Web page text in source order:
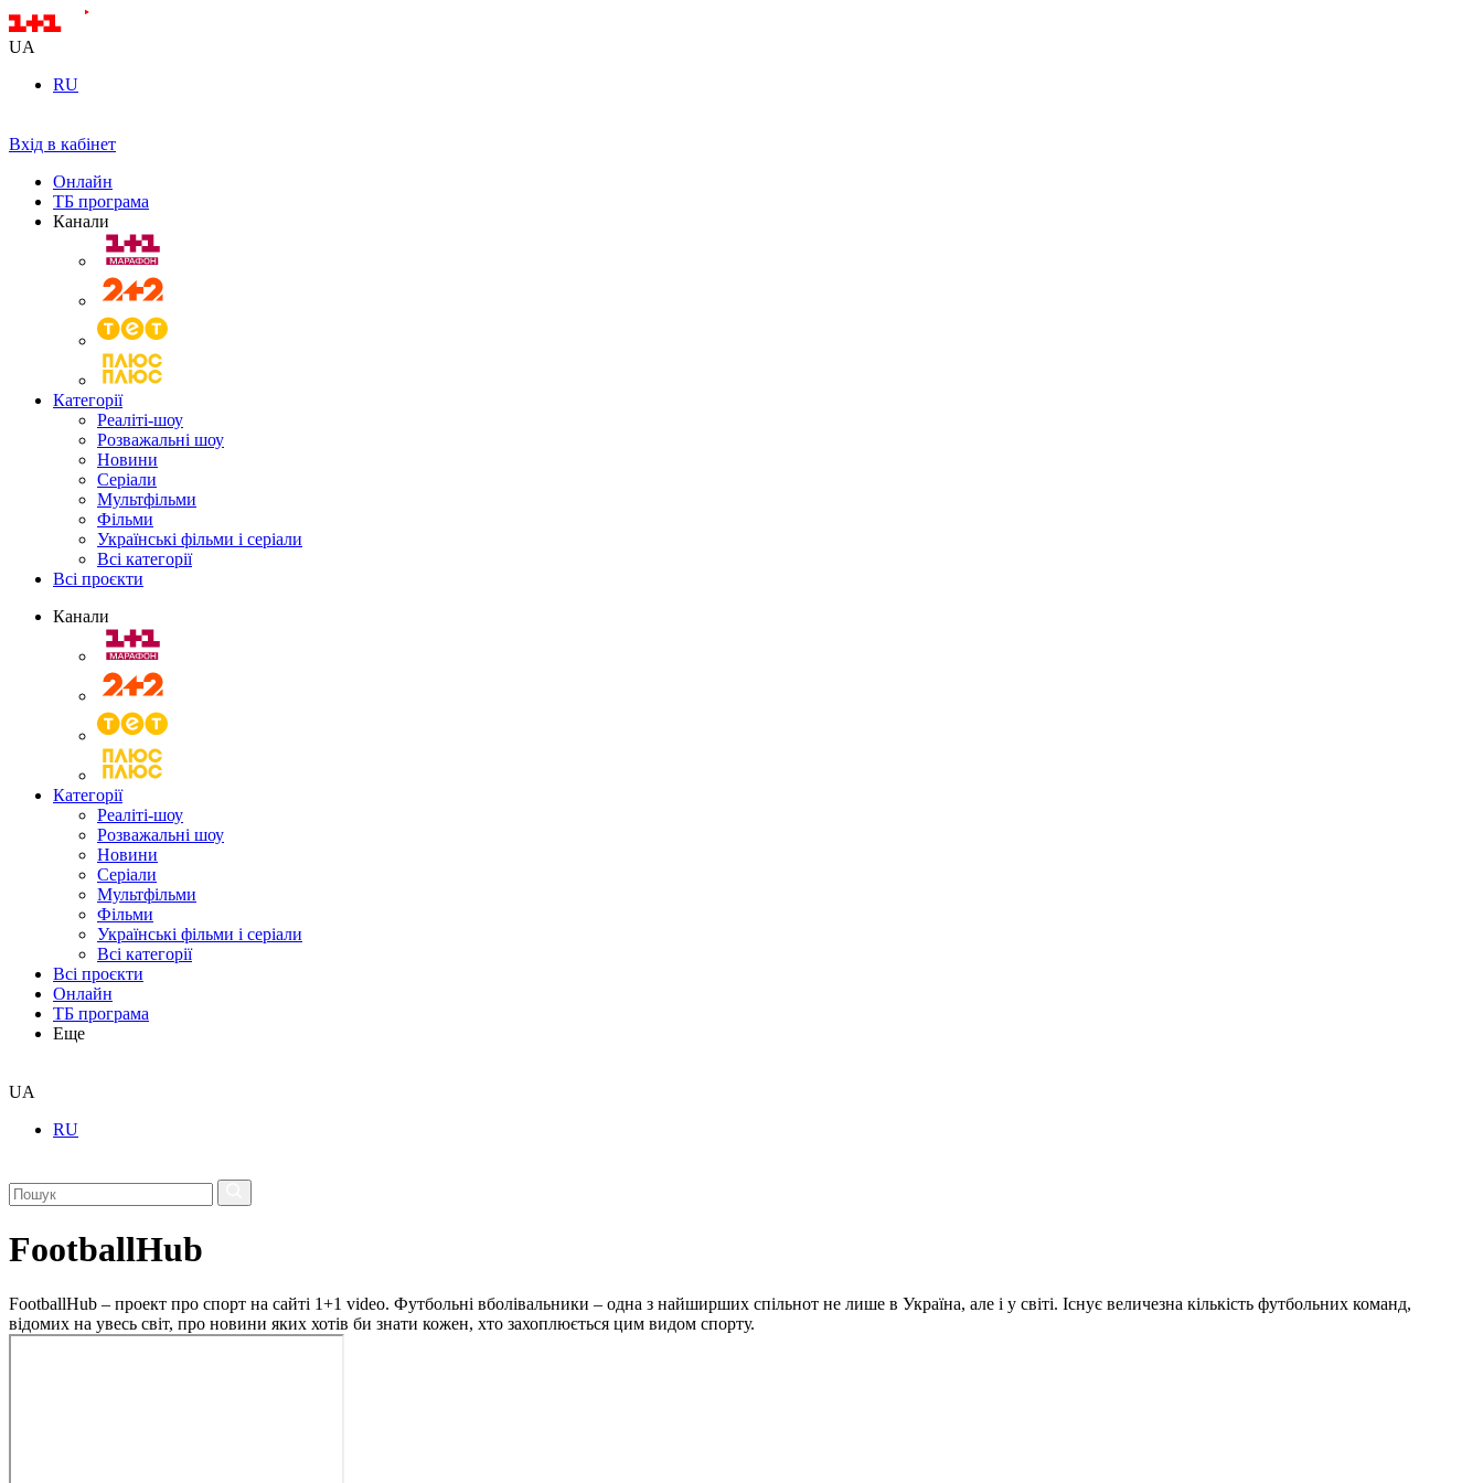
UA
RU
Вхід в кабінет
Онлайн
ТБ програма
Канали
Категорії
Реаліті-шоу
Розважальні шоу
Новини
Серіали
Мультфільми
Фільми
Українські фільми і серіали
Всі категорії
Всі проєкти
Канали
Категорії
Реаліті-шоу
Розважальні шоу
Новини
Серіали
Мультфільми
Фільми
Українські фільми і серіали
Всі категорії
Всі проєкти
Онлайн
ТБ програма
Еще
UA
RU
FootballHub
FootballHub – проект про спорт на сайті 1+1 video. Футбольні вболівальники – одна з найширших спільнот не лише в Україна, але і у світі. Існує величезна кількість футбольних команд,
відомих на увесь світ, про новини яких хотів би знати кожен, хто захоплюється цим видом спорту.